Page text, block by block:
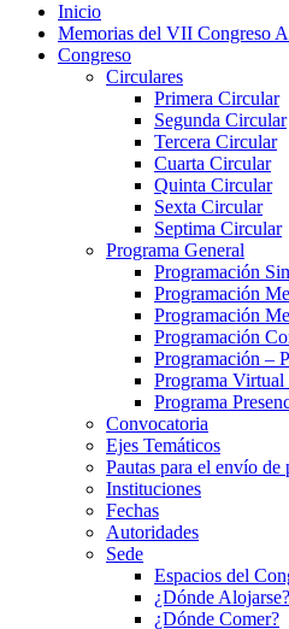
Inicio
Memorias del VII Congreso
Congreso
Circulares
Primera Circular
Segunda Circular
Tercera Circular
Cuarta Circular
Quinta Circular
Sexta Circular
Septima Circular
Programa General
Programación
Programación
Programación
Programación
Programación –
Programa
Programa
Convocatoria
Ejes Temáticos
Pautas para el envío de
Instituciones
Fechas
Autoridades
Sede
Espacios del
¿Dónde Alojarse?
¿Dónde Comer?